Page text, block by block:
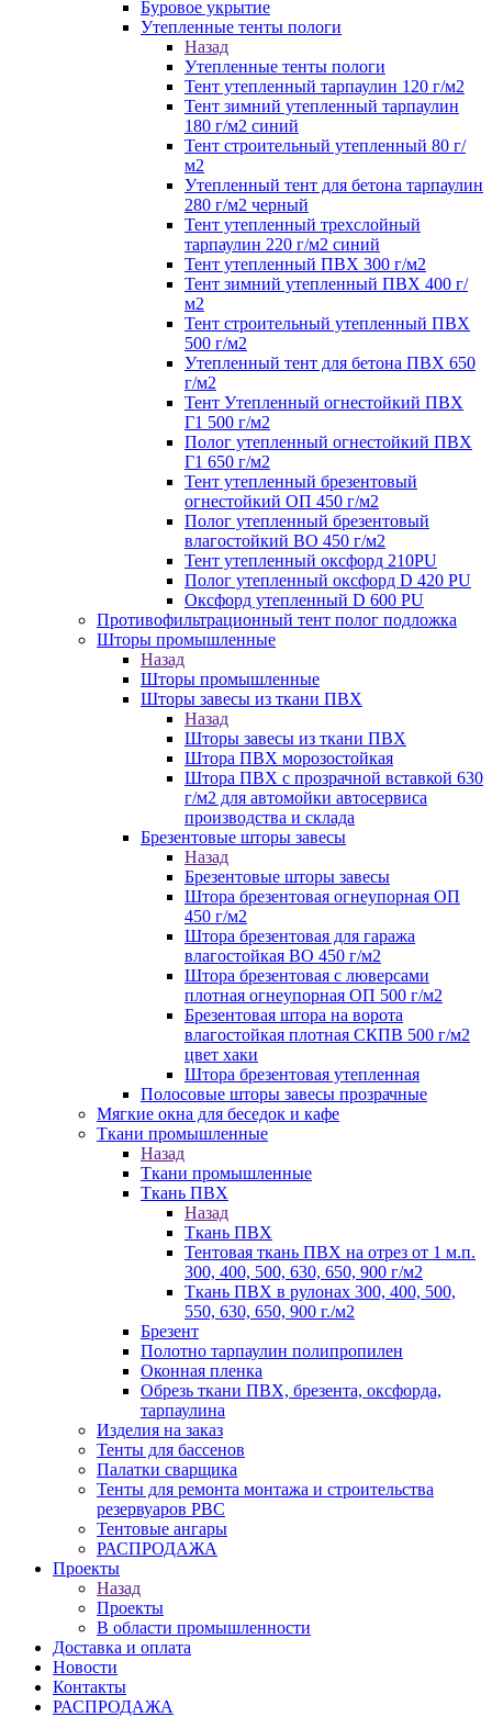
Буровое укрытие
Утепленные тенты пологи
Назад
Утепленные тенты пологи
Тент утепленный тарпаулин 120 г/м2
Тент зимний утепленный тарпаулин
180 г/м2 синий
Тент строительный утепленный 80 г/
м2
Утепленный тент для бетона тарпаулин
280 г/м2 черный
Тент утепленный трехслойный
тарпаулин 220 г/м2 синий
Тент утепленный ПВХ 300 г/м2
Тент зимний утепленный ПВХ 400 г/
м2
Тент строительный утепленный ПВХ
500 г/м2
Утепленный тент для бетона ПВХ 650
г/м2
Тент Утепленный огнестойкий ПВХ
Г1 500 г/м2
Полог утепленный огнестойкий ПВХ
Г1 650 г/м2
Тент утепленный брезентовый
огнестойкий ОП 450 г/м2
Полог утепленный брезентовый
влагостойкий ВО 450 г/м2
Тент утепленный оксфорд 210PU
Полог утепленный оксфорд D 420 PU
Оксфорд утепленный D 600 PU
Противофильтрационный тент полог подложка
Шторы промышленные
Назад
Шторы промышленные
Шторы завесы из ткани ПВХ
Назад
Шторы завесы из ткани ПВХ
Штора ПВХ морозостойкая
Штора ПВХ с прозрачной вставкой 630
г/м2 для автомойки автосервиса
производства и склада
Брезентовые шторы завесы
Назад
Брезентовые шторы завесы
Штора брезентовая огнеупорная ОП
450 г/м2
Штора брезентовая для гаража
влагостойкая ВО 450 г/м2
Штора брезентовая с люверсами
плотная огнеупорная ОП 500 г/м2
Брезентовая штора на ворота
влагостойкая плотная СКПВ 500 г/м2
цвет хаки
Штора брезентовая утепленная
Полосовые шторы завесы прозрачные
Мягкие окна для беседок и кафе
Ткани промышленные
Назад
Ткани промышленные
Ткань ПВХ
Назад
Ткань ПВХ
Тентовая ткань ПВХ на отрез от 1 м.п.
300, 400, 500, 630, 650, 900 г/м2
Ткань ПВХ в рулонах 300, 400, 500,
550, 630, 650, 900 г./м2
Брезент
Полотно тарпаулин полипропилен
Оконная пленка
Обрезь ткани ПВХ, брезента, оксфорда,
тарпаулина
Изделия на заказ
Тенты для бассенов
Палатки сварщика
Тенты для ремонта монтажа и строительства
резервуаров РВС
Тентовые ангары
РАСПРОДАЖА
Проекты
Назад
Проекты
В области промышленности
Доставка и оплата
Новости
Контакты
РАСПРОДАЖА